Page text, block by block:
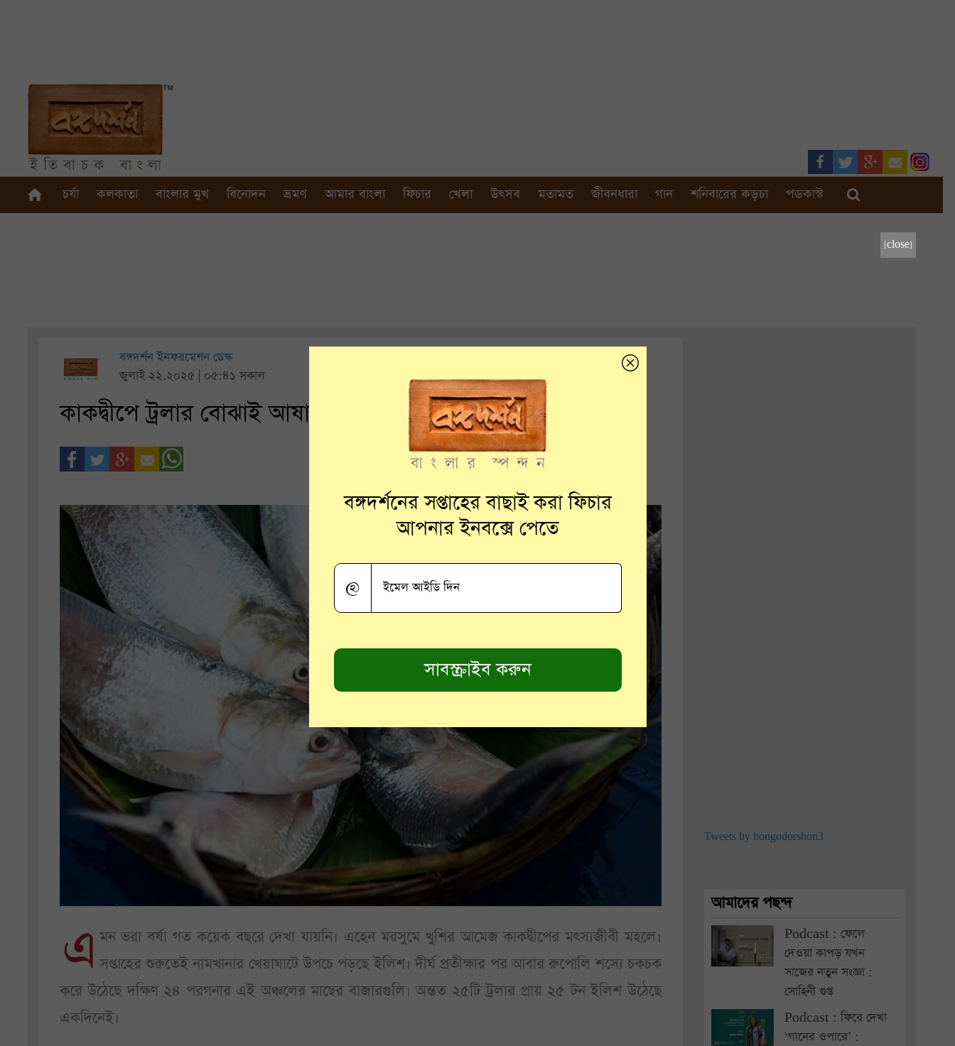
চর্যা কলকাতা বাংলার মুখ বিনোদন ভ্রমণ আমার বাংলা ফিচার খেলা উৎসব মতামত জীবনধারা গান শনিবারের কড়চা পডকাস্ট
[close]
বঙ্গদর্শন ইনফরমেশন ডেস্ক
জুলাই ২২.২০২৫ | ০৫:৪১ সকাল
কাকদ্বীপে ট্রলার বোঝাই আষাঢ়ে ইলিশ
এ মন ভরা বর্ষা গত কয়েক বছরে দেখা যায়নি। এহেন মরসুমে খুশির আমেজ কাকদ্বীপের মৎস্যজীবী মহলে।
সপ্তাহের শুরুতেই নামখানার খেয়াঘাটে উপচে পড়ছে ইলিশ। দীর্ঘ প্রতীক্ষার পর আবার রুপোলি শস্যে চকচক
করে উঠেছে দক্ষিণ ২৪ পরগনার এই অঞ্চলের মাছের বাজারগুলি। অন্তত ২৫টি ট্রলার প্রায় ২৫ টন ইলিশ উঠেছে
একদিনেই।
Tweets by bongodorshon3
আমাদের পছন্দ
Podcast : ফেলে
দেওয়া কাপড় যখন
সাজের নতুন সংজ্ঞা :
সোহিনী গুপ্ত
Podcast : ফিরে দেখা
‘গানের ওপারে’ :
বঙ্গদর্শনের সপ্তাহের বাছাই করা ফিচার
আপনার ইনবক্সে পেতে
@